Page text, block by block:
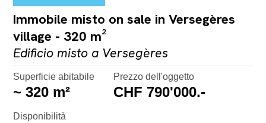
Immobile misto on sale in Versegères
village - 320 m²
Edificio misto a Versegères
Superficie abitabile
~ 320 m²
Prezzo dell'oggetto
CHF 790'000.-
Disponibilità